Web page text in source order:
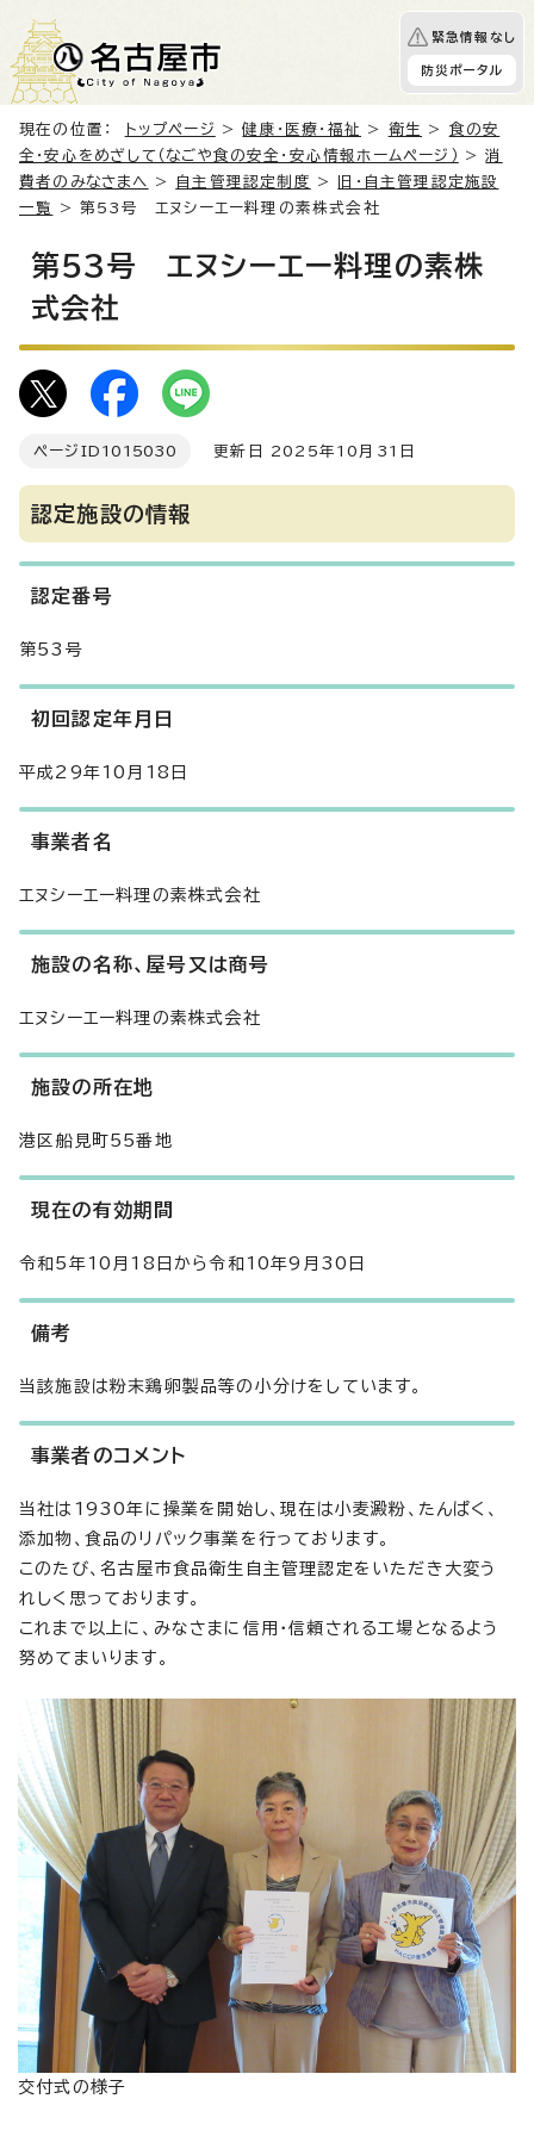
緊急情報なし
防災ポータル
現在の位置： トップページ >健康・医療・福祉 > 衛生 > 食の安
全・安心をめざして（なごや食の安全・安心情報ホームページ）
>消
費者のみなさまへ
> 自主管理認定制度 >
旧・自主管理認定施設
一覧
> 第53号 エヌシーエー料理の素株式会社
第53号 エヌシーエー料理の素株
式会社
ページID 1015030 更新日 2025年10月31日
認定施設の情報
認定番号
第53号
初回認定年月日
平成29年10月18日
事業者名
エヌシーエー料理の素株式会社
施設の名称、屋号又は商号
エヌシーエー料理の素株式会社
施設の所在地
港区船見町55番地
現在の有効期間
令和5年10月18日から令和10年9月30日
備考
当該施設は粉末鶏卵製品等の小分けをしています。
事業者のコメント
当社は1930年に操業を開始し、現在は小麦澱粉、たんぱく、
添加物、食品のリパック事業を行っております。
このたび、名古屋市食品衛生自主管理認定をいただき大変う
れしく思っております。
これまで以上に、みなさまに信用・信頼される工場となるよう
努めてまいります。
交付式の様子